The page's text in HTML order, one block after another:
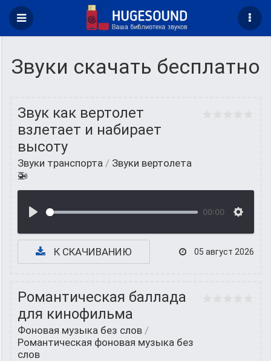
Звуки скачать бесплатно
Звук как вертолет
взлетает и набирает
высоту
Звуки транспорта / Звуки вертолета
🚁
00:00
К СКАЧИВАНИЮ 05 август 2026
Романтическая баллада
для кинофильма
Фоновая музыка без слов /
Романтическая фоновая музыка без
слов